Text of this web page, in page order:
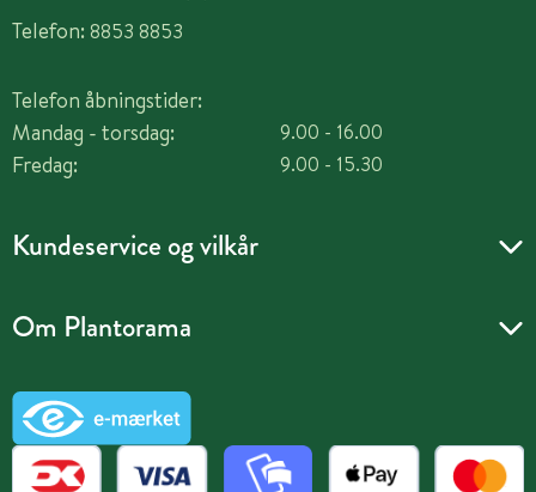
Telefon: 8853 8853
Telefon åbningstider:
Mandag - torsdag:
Fredag:
9.00 - 16.00
9.00 - 15.30
Kundeservice og vilkår
Om Plantorama